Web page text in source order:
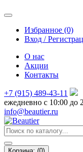
Избранное (0)
Вход /
О нас
Акции
Контакты
+7 (915) 489-43-11
ежедневно с 10:00 до
info@beautier.ru